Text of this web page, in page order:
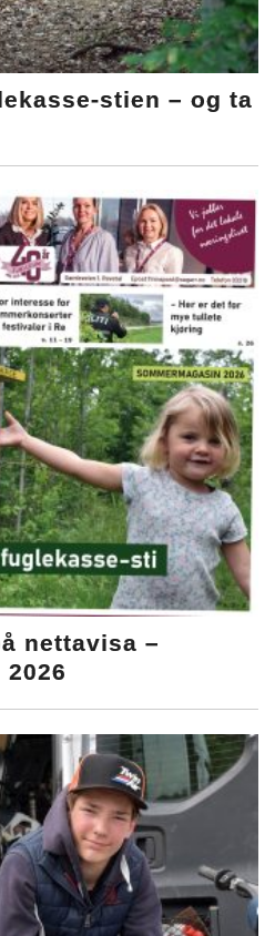
stien – og ta
nettavisa –